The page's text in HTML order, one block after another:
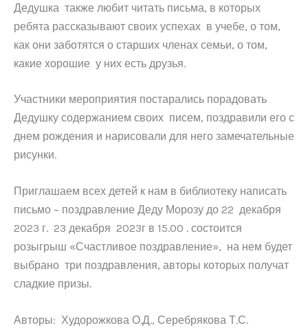
Дедушка также любит читать письма, в которых
ребята рассказывают своих успехах в учебе, о том,
как они заботятся о старших членах семьи, о том,
какие хорошие у них есть друзья.
Участники мероприятия постарались порадовать
Дедушку содержанием своих писем, поздравили его с
днем рождения и нарисовали для него замечательные
рисунки.
Приглашаем всех детей к нам в библиотеку написать
письмо – поздравление Деду Морозу до 22 декабря
2023 г. 23 декабря 2023г в 15.00 . состоится
розыгрыш «Счастливое поздравление», на нем будет
выбрано три поздравления, авторы которых получат
сладкие призы.
Авторы: Худорожкова О.Д., Серебрякова Т.С.